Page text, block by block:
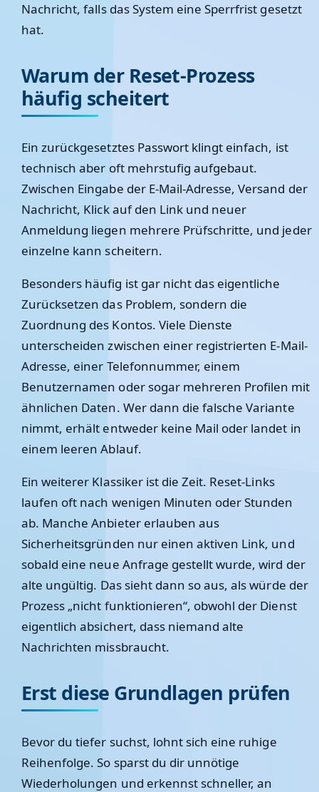
Nachricht, falls das System eine Sperrfrist gesetzt
hat.
Warum der Reset-Prozess
häufig scheitert
Ein zurückgesetztes Passwort klingt einfach, ist
technisch aber oft mehrstufig aufgebaut.
Zwischen Eingabe der E-Mail-Adresse, Versand der
Nachricht, Klick auf den Link und neuer
Anmeldung liegen mehrere Prüfschritte, und jeder
einzelne kann scheitern.
Besonders häufig ist gar nicht das eigentliche
Zurücksetzen das Problem, sondern die
Zuordnung des Kontos. Viele Dienste
unterscheiden zwischen einer registrierten E-Mail-
Adresse, einer Telefonnummer, einem
Benutzernamen oder sogar mehreren Profilen mit
ähnlichen Daten. Wer dann die falsche Variante
nimmt, erhält entweder keine Mail oder landet in
einem leeren Ablauf.
Ein weiterer Klassiker ist die Zeit. Reset-Links
laufen oft nach wenigen Minuten oder Stunden
ab. Manche Anbieter erlauben aus
Sicherheitsgründen nur einen aktiven Link, und
sobald eine neue Anfrage gestellt wurde, wird der
alte ungültig. Das sieht dann so aus, als würde der
Prozess „nicht funktionieren“, obwohl der Dienst
eigentlich absichert, dass niemand alte
Nachrichten missbraucht.
Erst diese Grundlagen prüfen
Bevor du tiefer suchst, lohnt sich eine ruhige
Reihenfolge. So sparst du dir unnötige
Wiederholungen und erkennst schneller, an